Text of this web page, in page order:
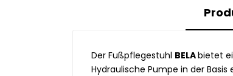
Der Fußpflegestuhl BELAbietet
Hydraulische Pumpe in der